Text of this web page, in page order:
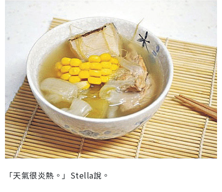
「天氣很炎熱。」Stella說。